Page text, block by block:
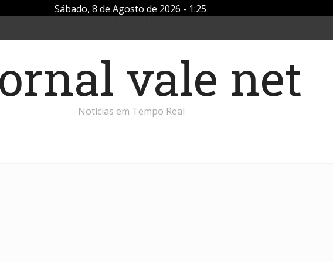
Sábado, 8 de Agosto de 2026 - 1:25
Notícias em Tempo Real